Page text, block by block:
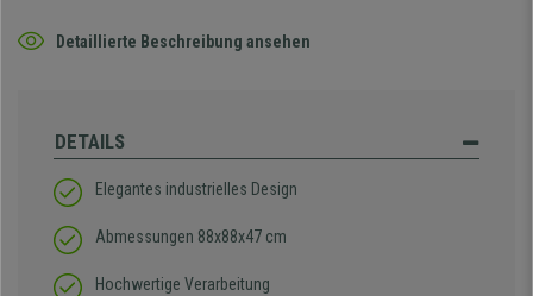
Detaillierte Beschreibung ansehen
DETAILS
Elegantes industrielles Design
Abmessungen 88x88x47 cm
Hochwertige Verarbeitung